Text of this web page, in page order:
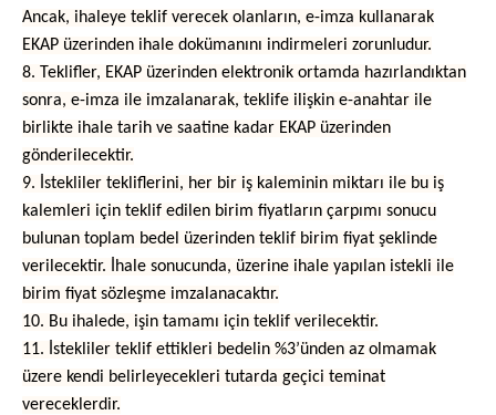
Ancak, ihaleye teklif verecek olanların, e-imza kullanarak
EKAP üzerinden ihale dokümanını indirmeleri zorunludur.
8. Teklifler, EKAP üzerinden elektronik ortamda hazırlandıktan
sonra, e-imza ile imzalanarak, teklife ilişkin e-anahtar ile
birlikte ihale tarih ve saatine kadar EKAP üzerinden
gönderilecektir.
9. İstekliler tekliflerini, her bir iş kaleminin miktarı ile bu iş
kalemleri için teklif edilen birim fiyatların çarpımı sonucu
bulunan toplam bedel üzerinden teklif birim fiyat şeklinde
verilecektir. İhale sonucunda, üzerine ihale yapılan istekli ile
birim fiyat sözleşme imzalanacaktır.
10. Bu ihalede, işin tamamı için teklif verilecektir.
11. İstekliler teklif ettikleri bedelin %3’ünden az olmamak
üzere kendi belirleyecekleri tutarda geçici teminat
vereceklerdir.